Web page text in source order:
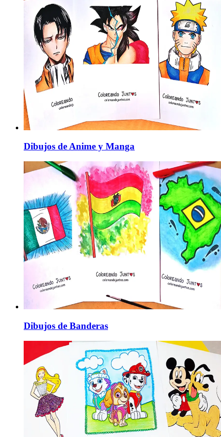
Dibujos de Anime y Manga
Dibujos de Banderas